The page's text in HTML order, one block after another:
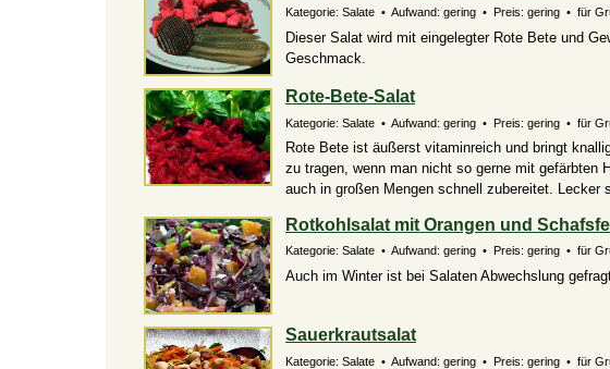
Kategorie: Salate • Aufwand: gering • Preis: gering • für
Dieser Salat wird mit eingelegter Rote Bete und
Geschmack.
Rote-Bete-Salat
Kategorie: Salate • Aufwand: gering • Preis: gering • für
Rote Bete ist äußerst vitaminreich und bringt
zu tragen, wenn man nicht so gerne mit gefärbten
auch in großen Mengen schnell zubereitet.
Rotkohlsalat mit Orangen und
Kategorie: Salate • Aufwand: gering • Preis: gering • für
Auch im Winter ist bei Salaten Abwechslung
Sauerkrautsalat
Kategorie: Salate • Aufwand: gering • Preis: gering • für